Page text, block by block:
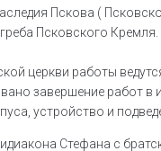
Пскова (
Псковского Кремля.
церкви работы
завершение работ в
устройство и
Стефана с